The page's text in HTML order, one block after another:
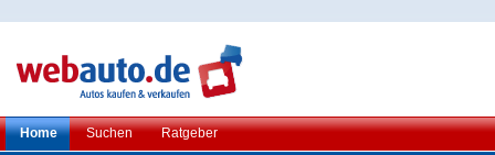
Home Suchen Ratgeber